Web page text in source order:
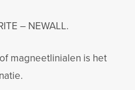
– NEWALL.
magneetlinialen is het